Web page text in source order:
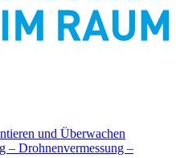
und Überwachen
– Drohnenvermessung –